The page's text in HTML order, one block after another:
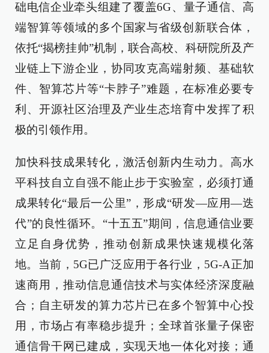
础电信企业牵头组建了覆盖6G、量子通信、高
端智算等领域的多个国家与省级创新联合体，
依托“揭榜挂帅”机制，联合高校、科研院所及产
业链上下游企业，协同攻克高端射频、基础软
件、智算芯片等“卡脖子”难题，在标准必要专
利、开源社区治理及产业生态培育中发挥了积
极的引领作用。
加快科技成果转化，激活创新内生动力。高水
平科技自立自强不能止步于实验室，必须打通
成果转化“最后一公里”，形成“研发—应用—迭
代”的良性循环。“十五五”期间，信息通信业要
立足自身优势，推动创新成果快速规模化落
地。当前，5G已广泛应用于各行业，5G-A正加
速商用，推动信息通信技术与实体经济深度融
合；自主研发的算力芯片已在多个智算中心投
用，市场占有率稳步提升；全球首张量子保密
通信骨干网已建成，实现天地一体化对接；通